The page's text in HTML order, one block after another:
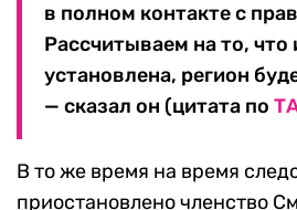
в полном контакте с
Рассчитываем на то, что
установлена, регион
— сказал он (цитата по
В то же время на время
приостановлено членство